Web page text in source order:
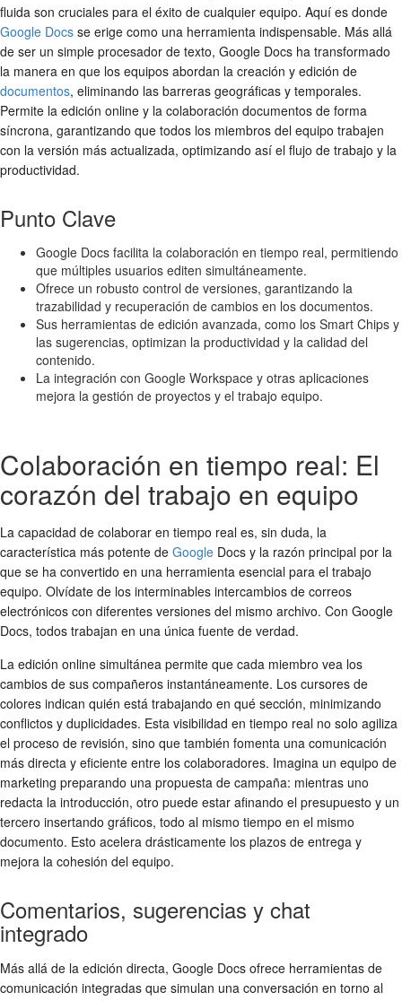
fluida son cruciales para el éxito de cualquier equipo. Aquí es donde
Google Docs se erige como una herramienta indispensable. Más allá
de ser un simple procesador de texto, Google Docs ha transformado
la manera en que los equipos abordan la creación y edición de
documentos, eliminando las barreras geográficas y temporales.
Permite la edición online y la colaboración documentos de forma
síncrona, garantizando que todos los miembros del equipo trabajen
con la versión más actualizada, optimizando así el flujo de trabajo y la
productividad.
Punto Clave
Google Docs facilita la colaboración en tiempo real, permitiendo
que múltiples usuarios editen simultáneamente.
Ofrece un robusto control de versiones, garantizando la
trazabilidad y recuperación de cambios en los documentos.
Sus herramientas de edición avanzada, como los Smart Chips y
las sugerencias, optimizan la productividad y la calidad del
contenido.
La integración con Google Workspace y otras aplicaciones
mejora la gestión de proyectos y el trabajo equipo.
Colaboración en tiempo real: El
corazón del trabajo en equipo
La capacidad de colaborar en tiempo real es, sin duda, la
característica más potente de Google Docs y la razón principal por la
que se ha convertido en una herramienta esencial para el trabajo
equipo. Olvídate de los interminables intercambios de correos
electrónicos con diferentes versiones del mismo archivo. Con Google
Docs, todos trabajan en una única fuente de verdad.
La edición online simultánea permite que cada miembro vea los
cambios de sus compañeros instantáneamente. Los cursores de
colores indican quién está trabajando en qué sección, minimizando
conflictos y duplicidades. Esta visibilidad en tiempo real no solo agiliza
el proceso de revisión, sino que también fomenta una comunicación
más directa y eficiente entre los colaboradores. Imagina un equipo de
marketing preparando una propuesta de campaña: mientras uno
redacta la introducción, otro puede estar afinando el presupuesto y un
tercero insertando gráficos, todo al mismo tiempo en el mismo
documento. Esto acelera drásticamente los plazos de entrega y
mejora la cohesión del equipo.
Comentarios, sugerencias y chat
integrado
Más allá de la edición directa, Google Docs ofrece herramientas de
comunicación integradas que simulan una conversación en torno al